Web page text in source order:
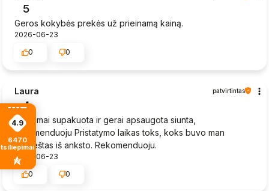
5
Geros kokybės prekės už prieinamą kainą.
2026-06-23
0
0
Laura patvirtintas
4
Tinkamai supakuota ir gerai apsaugota siunta,
rekomenduoju Pristatymo laikas toks, koks buvo man
praneštas iš anksto. Rekomenduoju.
2026-06-23
0
0
4.9
6470